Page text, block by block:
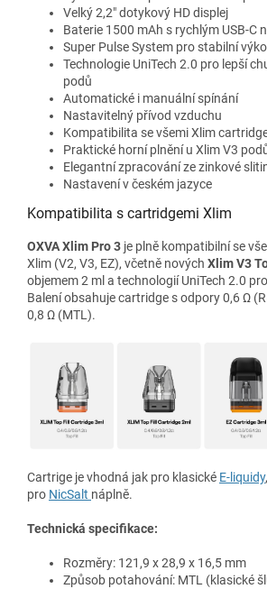
Velký 2,2" dotykový HD displej
Baterie 1500 mAh s rychlým USB-C
Super Pulse System pro stabilní
Technologie UniTech 2.0 pro lepší
podů
Automatické i manuální spínání
Nastavitelný přívod vzduchu
Kompatibilita se všemi Xlim
Praktické horní plnění u Xlim V3
Elegantní zpracování ze zinkové
Nastavení v českém jazyce
Kompatibilita s cartridgemi Xlim
OXVA Xlim Pro 3 je plně kompatibilní se
Xlim (V2, V3, EZ), včetně nových Xlim V3
objemem 2 ml a technologií UniTech 2.0
Balení obsahuje cartridge s odpory 0,6 Ω
0,8 Ω (MTL).
Cartrige je vhodná jak pro klasické E-liquidy
pro NicSalt náplně.
Technická specifikace:
Rozměry: 121,9 x 28,9 x 16,5 mm
Způsob potahování: MTL (klasické